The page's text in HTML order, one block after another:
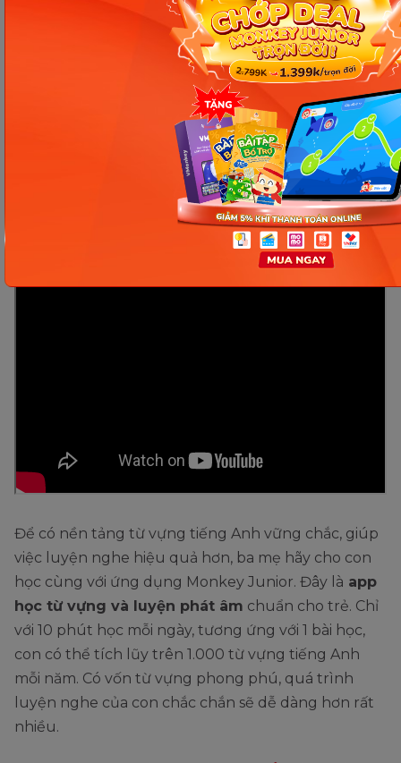
- Monkey Stories
Luyện nghe tiếng Anh qua các ứng dụng ngày
càng phổ biến bởi sự tiện lợi, nội dung học đa dạng
giúp con vừa học vừa chơi. Không chỉ giúp trẻ rèn
luyện kỹ năng nghe vượt trội so với các bạn cùng
trang lứa, Monkey Stories còn giúp con rèn luyện
cả kỹ năng nói, đọc và viết hiệu quả.
Để có nền tảng từ vựng tiếng Anh vững chắc, giúp
việc luyện nghe hiệu quả hơn, ba mẹ hãy cho con
học cùng với ứng dụng Monkey Junior. Đây là app
học từ vựng và luyện phát âm chuẩn cho trẻ. Chỉ
với 10 phút học mỗi ngày, tương ứng với 1 bài học,
con có thể tích lũy trên 1.000 từ vựng tiếng Anh
mỗi năm. Có vốn từ vựng phong phú, quá trình
luyện nghe của con chắc chắn sẽ dễ dàng hơn rất
nhiều.